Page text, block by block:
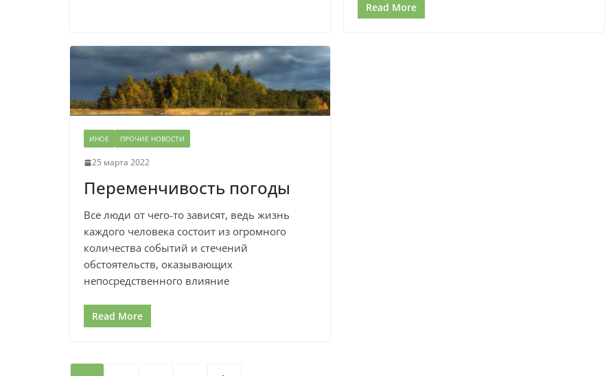
Read More
ИНОЕ ПРОЧИЕ НОВОСТИ
25 марта 2022
Переменчивость погоды
Все люди от чего-то зависят, ведь жизнь
каждого человека состоит из огромного
количества событий и стечений
обстоятельств, оказывающих
непосредственного влияние
Read More